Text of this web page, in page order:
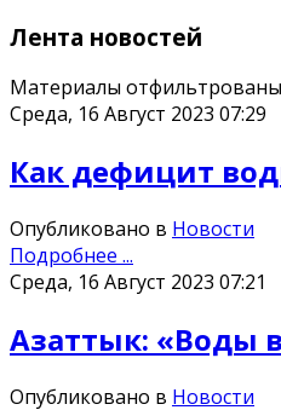
Лента новостей
Материалы отфильтрованы
Среда, 16 Август 2023 07:29
Как дефицит
Опубликовано в Новости
Подробнее ...
Среда, 16 Август 2023 07:21
Азаттык: «Воды
Опубликовано в Новости